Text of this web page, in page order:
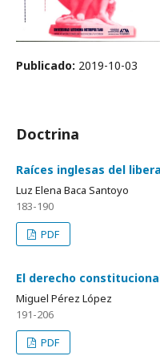
Publicado: 2019-10-03
Doctrina
Raíces inglesas del
Luz Elena Baca Santoyo
183-190
PDF
El derecho
Miguel Pérez López
191-206
PDF